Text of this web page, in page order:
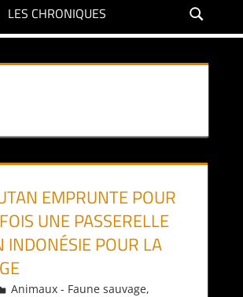
LES CHRONIQUES
EMPRUNTE POUR
UNE PASSERELLE
INDONÉSIE POUR LA
Daniel
Animaux - Faune sauvage,